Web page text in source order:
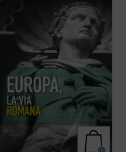
romana», la latinidad de Europa. Esta nueva
Europa, la vía romana , un clásico
del autor publicado en diecisiete idiomas,
(ver ficha)